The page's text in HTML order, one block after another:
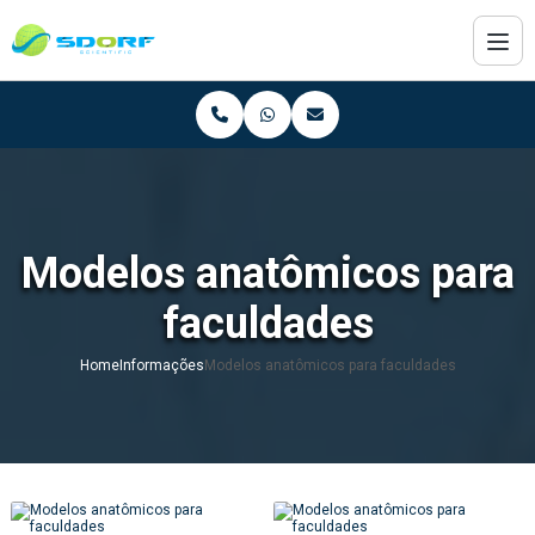
Modelos anatômicos para
faculdades
HomeInformações Modelos anatômicos para faculdades